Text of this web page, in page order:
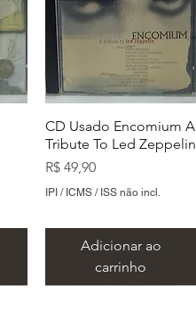
CD Usado Encomium A
Tribute To Led Zeppelin
Preço
R$ 49,90
IPI / ICMS / ISS não incl.
Adicionar ao
carrinho